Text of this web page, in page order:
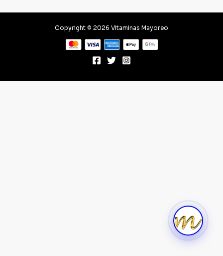
Copyright © 2026 Vitaminas Mayoreo